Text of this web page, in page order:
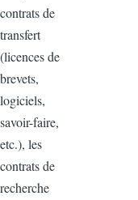
contrats de
transfert
(licences de
brevets,
logiciels,
savoir-faire,
etc.), les
contrats de
recherche